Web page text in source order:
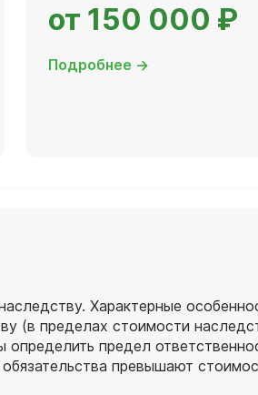
от 150 000 ₽
Подробнее →
Характерные
(в пределах стоимости
предел
превышают